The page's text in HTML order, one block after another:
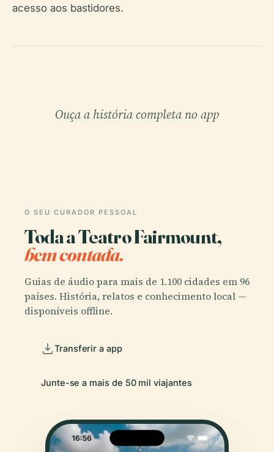
acesso aos bastidores.
Ouça a história completa no app
O SEU CURADOR PESSOAL
Toda a Teatro Fairmount,
bem contada.
Guias de áudio para mais de 1.100 cidades em 96
países. História, relatos e conhecimento local —
disponíveis offline.
Transferir a app
Junte-se a mais de 50 mil viajantes